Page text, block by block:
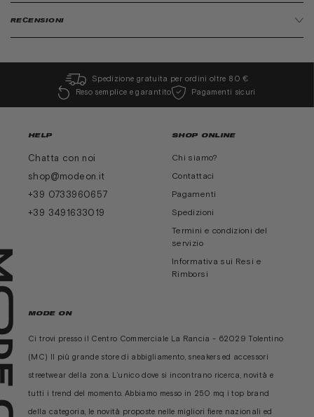
RECENSIONI
Spedizione gratuita per ordini oltre 80 €
Reso semplice e garantito
Pagamenti sicuri
HELP
Chatta con noi
shop@modeon.it
+39 0733960657
+39 3491633019
SHOP ONLINE
Chi siamo?
Contattaci
Pagamenti
Spedizioni
Termini e condizioni del
servizio
Informativa sui Resi e
Rimborsi
MODE ON
Ci trovi presso il Centro Commerciale La Rancia - 62029 Tolentino
(MC) Il più grande store di abbigliamento, sneakers ed accessori
streetwear della zona. L’unico dove si incontrano ricerca, novità e
tutti i trend del momento. Abbiamo messo in 250 mq i top brand
della categoria, le novità proposte nelle migliori fiere nazionali ed